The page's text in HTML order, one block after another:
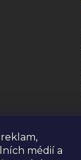
médií a